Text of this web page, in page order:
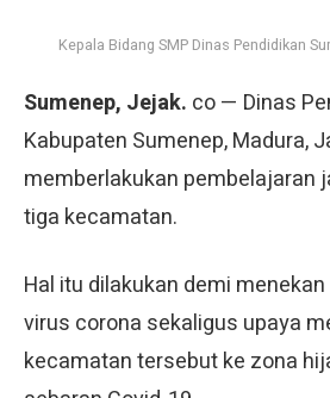
Kepala Bidang SMP Dinas Pendidikan
Sumenep, Jejak. co — Dinas
Kabupaten Sumenep, Madura,
memberlakukan pembelajaran
tiga kecamatan.
Hal itu dilakukan demi
virus corona sekaligus upaya
kecamatan tersebut ke zona